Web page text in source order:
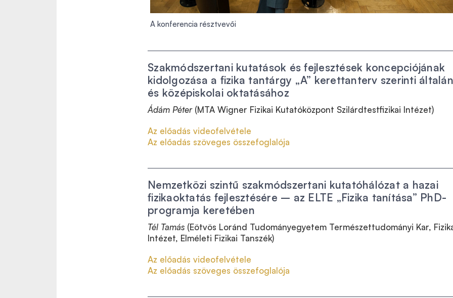
A konferencia résztvevői
Szakmódszertani kutatások és fejlesztések koncepciójának
kidolgozása a fizika tantárgy „A” kerettanterv szerinti
és középiskolai oktatásához
Ádám Péter(MTA Wigner Fizikai Kutatóközpont Szilárdtestfizikai Intézet)
Az előadás videofelvétele
Az előadás szöveges összefoglalója
Nemzetközi szintű szakmódszertani kutatóhálózat a hazai
fizikaoktatás fejlesztésére – az ELTE „Fizika tanítása” PhD-
programja keretében
Tél Tamás (Eötvös Loránd Tudományegyetem Természettudományi Kar,
Intézet, Elméleti Fizikai Tanszék)
Az előadás videofelvétele
Az előadás szöveges összefoglalója